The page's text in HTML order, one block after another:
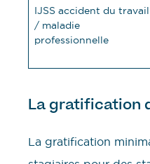
IJSS accident du travail
/ maladie
professionnelle
La gratification
La gratification